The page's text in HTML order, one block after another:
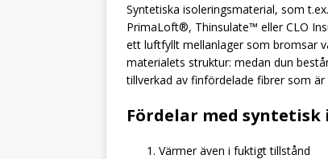
Syntetiska isoleringsmaterial, som
PrimaLoft®, Thinsulate™ eller CLO
ett luftfyllt mellanlager som bromsar
materialets struktur: medan dun
tillverkad av finfördelade fibrer som
Fördelar med syntetisk
Värmer även i fuktigt tillstånd